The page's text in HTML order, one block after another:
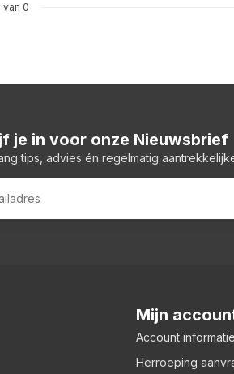
van 0
je in voor onze Nieuwsbrief
tips, advies én regelmatig
Mijn
Account informatie
Herroeping